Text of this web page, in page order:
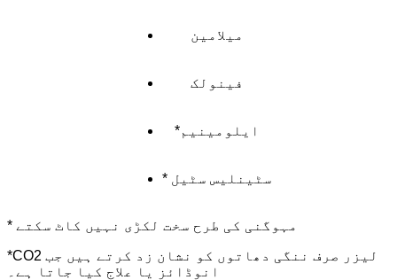
میلامین
فینولک
*ایلومینیم
* سٹینلیس سٹیل
* مہوگنی کی طرح سخت لکڑی نہیں کاٹ سکتے
*CO2 لیزر صرف ننگی دھاتوں کو نشان زد کرتے ہیں جب
انوڈائز یا علاج کیا جاتا ہے۔